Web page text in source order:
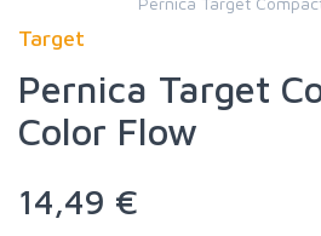
Target
Pernica Target
Color Flow
14,49 €